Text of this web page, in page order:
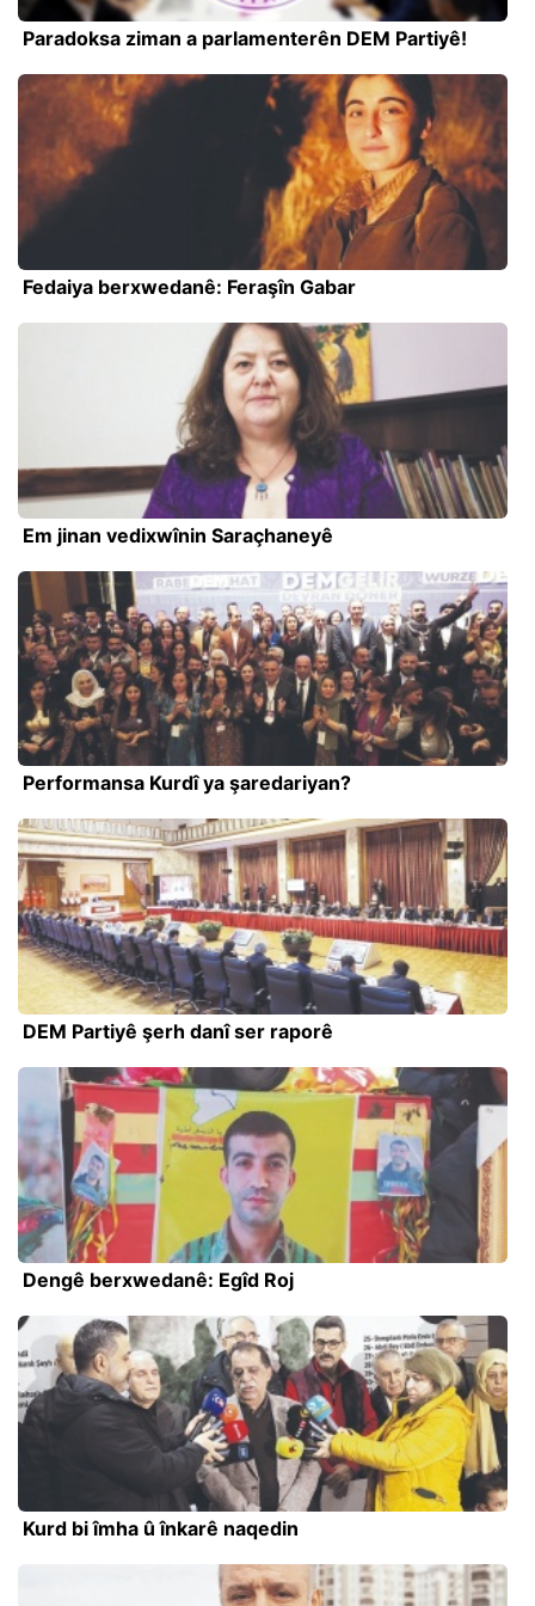
Paradoksa ziman a parlamenterên DEM Partiyê!
Fedaiya berxwedanê: Feraşîn Gabar
Em jinan vedixwînin Saraçhaneyê
Performansa Kurdî ya şaredariyan?
DEM Partiyê şerh danî ser raporê
Dengê berxwedanê: Egîd Roj
Kurd bi îmha û înkarê naqedin